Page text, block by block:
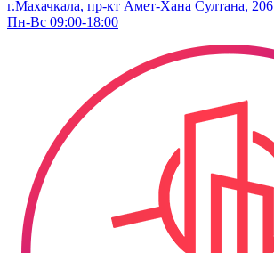
г.Махачкала, пр-кт Амет-Хана Султана, 206
Пн-Вс 09:00-18:00